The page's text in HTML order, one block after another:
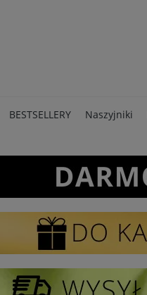
BESTSELLERY Naszyjniki